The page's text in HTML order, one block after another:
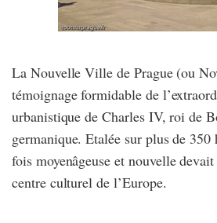
La Nouvelle Ville de Prague (ou
témoignage formidable de
urbanistique de Charles IV, roi de
germanique. Etalée sur plus de 350
fois moyenâgeuse et nouvelle
centre culturel de l’Europe.